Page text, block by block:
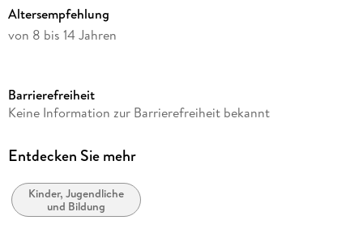
Altersempfehlung
von 8 bis 14 Jahren
Verlag/Hersteller
Produktart
Gewicht
150 g
Barrierefreiheit
Keine Information zur Barrierefreiheit bekannt
Entdecken Sie mehr
Kinder, Jugendliche
und Bildung